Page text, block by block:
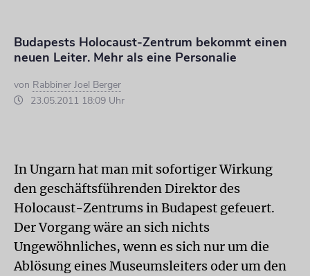
Budapests Holocaust-Zentrum bekommt einen
neuen Leiter. Mehr als eine Personalie
von Rabbiner Joel Berger
23.05.2011 18:09 Uhr
In Ungarn hat man mit sofortiger Wirkung
den geschäftsführenden Direktor des
Holocaust-Zentrums in Budapest gefeuert.
Der Vorgang wäre an sich nichts
Ungewöhnliches, wenn es sich nur um die
Ablösung eines Museumsleiters oder um den